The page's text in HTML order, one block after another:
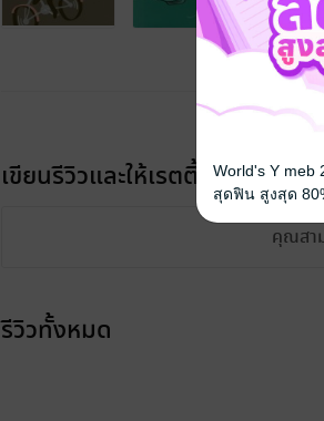
เขียนรีวิวและให้เรตติ้ง
คุณสา
รีวิวทั้งหมด
World's Y
สุดฟิน สูงสุด